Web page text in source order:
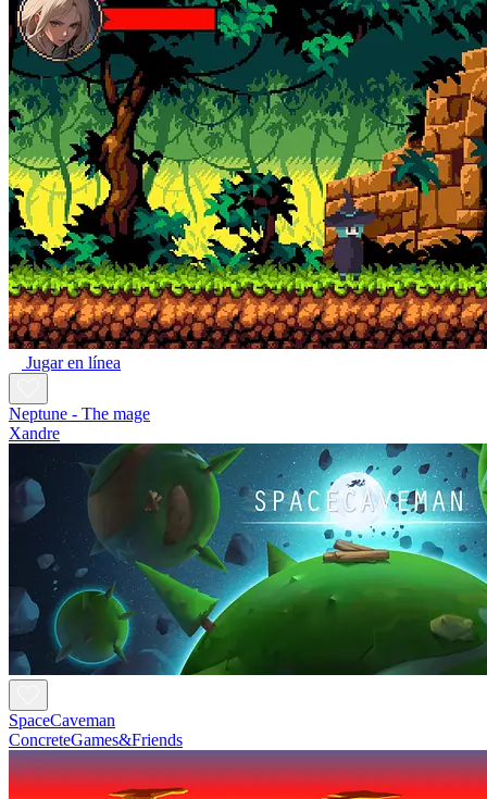
Jugar en línea
Neptune - The mage
Xandre
SpaceCaveman
ConcreteGames&Friends